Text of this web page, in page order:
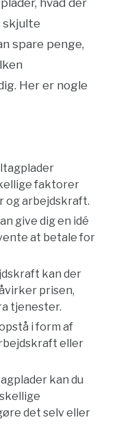
hvad der
skjulte
spare penge,
Her er nogle
faktorer
og arbejdskraft.
give dig en idé
at betale for
kan der
prisen,
tjenester.
i form af
eller
kan du
det selv eller